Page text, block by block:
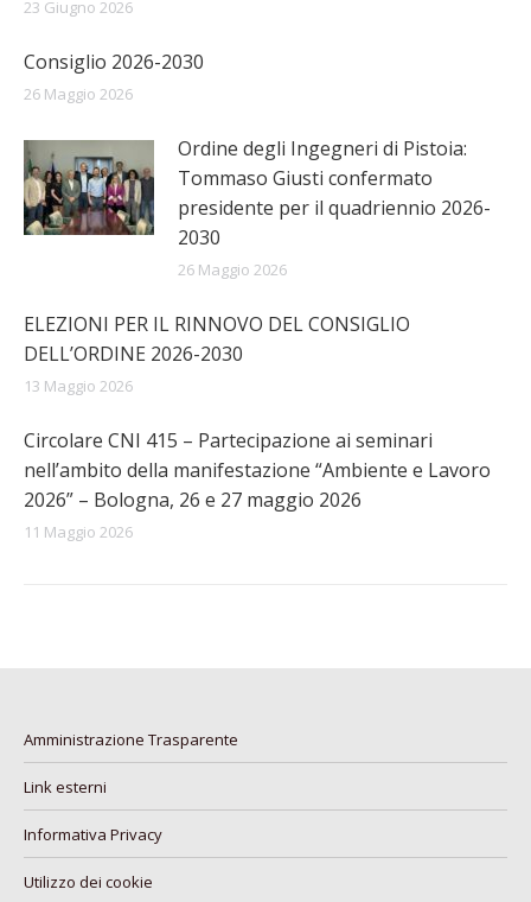
23 Giugno 2026
Consiglio 2026-2030
26 Maggio 2026
Ordine degli Ingegneri di Pistoia:
Tommaso Giusti confermato
presidente per il quadriennio 2026-
2030
26 Maggio 2026
ELEZIONI PER IL RINNOVO DEL CONSIGLIO
DELL’ORDINE 2026-2030
13 Maggio 2026
Circolare CNI 415 – Partecipazione ai seminari
nell’ambito della manifestazione “Ambiente e Lavoro
2026” – Bologna, 26 e 27 maggio 2026
11 Maggio 2026
Amministrazione Trasparente
Link esterni
Informativa Privacy
Utilizzo dei cookie